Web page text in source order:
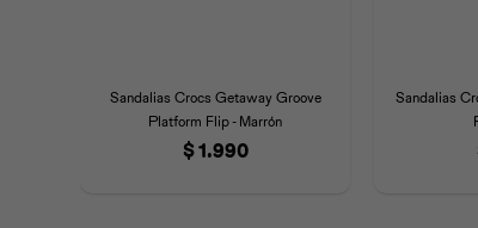
Sandalias Crocs Getaway Groove
Platform Flip - Marrón
$1.990
Sandalias